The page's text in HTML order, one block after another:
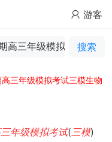
游客
搜索
三年级模拟考试三模生物
年级模拟考试(三模)